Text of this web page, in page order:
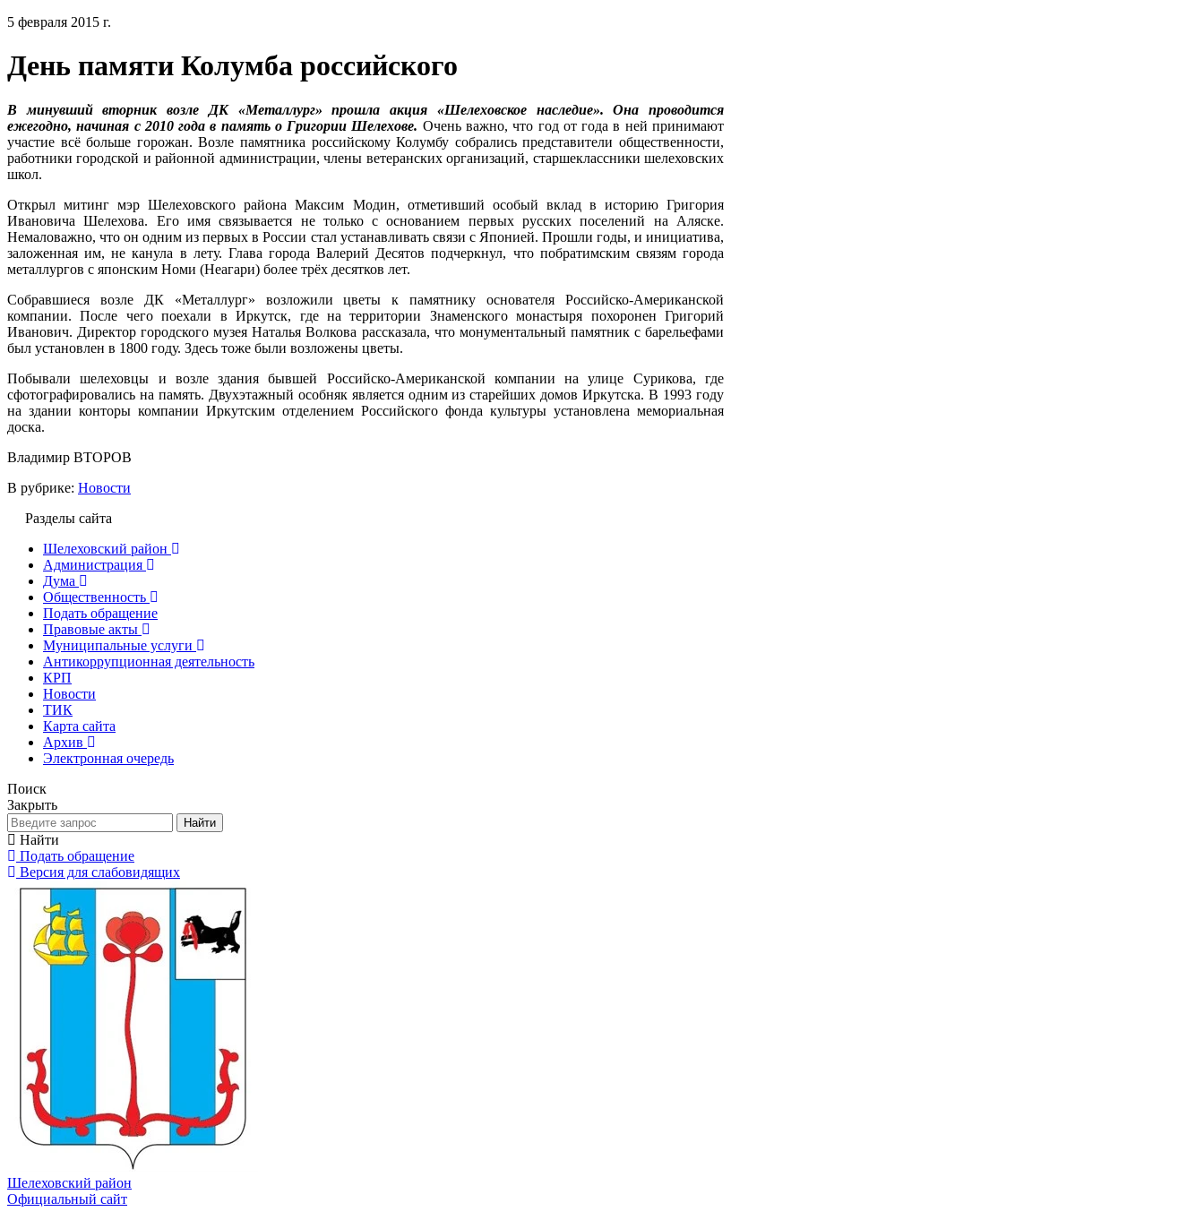
5 февраля 2015 г.
День памяти Колумба российского
В минувший вторник возле ДК «Металлург» прошла акция «Шелеховское наследие». Она проводится
ежегодно, начиная с 2010 года в память о Григории Шелехове. Очень важно, что год от года в ней принимают
участие всё больше горожан. Возле памятника российскому Колумбу собрались представители общественности,
работники городской и районной администрации, члены ветеранских организаций, старшеклассники шелеховских
школ.
Открыл митинг мэр Шелеховского района Максим Модин, отметивший особый вклад в историю Григория
Ивановича Шелехова. Его имя связывается не только с основанием первых русских поселений на Аляске.
Немаловажно, что он одним из первых в России стал устанавливать связи с Японией. Прошли годы, и инициатива,
заложенная им, не канула в лету. Глава города Валерий Десятов подчеркнул, что побратимским связям города
металлургов с японским Номи (Неагари) более трёх десятков лет.
Собравшиеся возле ДК «Металлург» возложили цветы к памятнику основателя Российско-Американской
компании. После чего поехали в Иркутск, где на территории Знаменского монастыря похоронен Григорий
Иванович. Директор городского музея Наталья Волкова рассказала, что монументальный памятник с барельефами
был установлен в 1800 году. Здесь тоже были возложены цветы.
Побывали шелеховцы и возле здания бывшей Российско-Американской компании на улице Сурикова, где
сфотографировались на память. Двухэтажный особняк является одним из старейших домов Иркутска. В 1993 году
на здании конторы компании Иркутским отделением Российского фонда культуры установлена мемориальная
доска.
Владимир ВТОРОВ
В рубрике: Новости
Разделы сайта
Шелеховский район
Администрация
Дума
Общественность
Подать обращение
Правовые акты
Муниципальные услуги
Антикоррупционная деятельность
КРП
Новости
ТИК
Карта сайта
Архив
Электронная очередь
Поиск
Закрыть
Найти
Найти
Подать обращение
Версия для слабовидящих
Шелеховский район
Официальный сайт